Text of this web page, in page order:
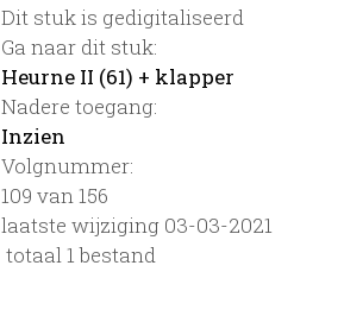
Dit stuk is gedigitaliseerd
Ga naar dit stuk:
Heurne II (61) + klapper
Nadere toegang:
Inzien
Volgnummer:
109 van 156
laatste wijziging 03-03-2021
totaal 1 bestand